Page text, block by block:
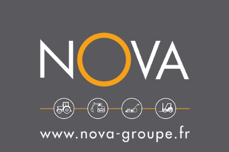
SUIVEZ-NOUS